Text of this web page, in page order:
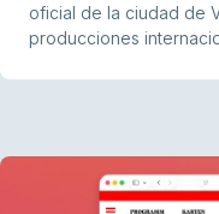
oficial de la ciudad de
producciones